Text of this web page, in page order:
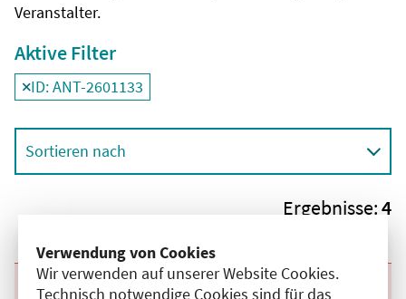
Verwendung von Cookies
Wir verwenden auf unserer Website Cookies.
Technisch notwendige Cookies sind für das
Veranstalter.
Aktive Filter
Filter
ID: ANT-2601133
deaktivieren und Suchergebnisse neu laden
Sortieren nach
Ergebnisse:4
Beginn:
09.09.2026 Ende und Anfangszeit:
-09.09.2026 ,17:30 Uhr